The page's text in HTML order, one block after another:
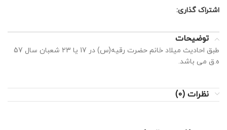
اشتراک گذاری:
توضیحات
طبق احادیث میلاد خانم حضرت رقیه(س) در 17 یا 23 شعبان سال 57
ه.ق می باشد.
نظرات (0)